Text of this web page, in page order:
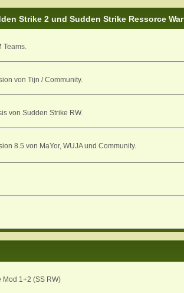
Strike 2 und Sudden Strike Ressorce War
Teams.
von Tijn / Community.
von Sudden Strike RW.
8.5 von MaYor, WUJA und Community.
Mod 1+2 (SS RW)